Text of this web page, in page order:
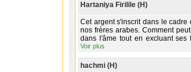
Hartaniya Firilile (H)
Cet argent s'inscrit dans le
nos frères arabes. Comment
dans l'âme tout en excluant ses
Voir plus
hachmi (H)